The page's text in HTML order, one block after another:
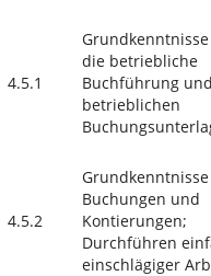
4.5.1
die betriebliche
Buchführung
betrieblichen
4.5.2
Buchungen und
Kontierungen;
Durchführen
einschlägiger